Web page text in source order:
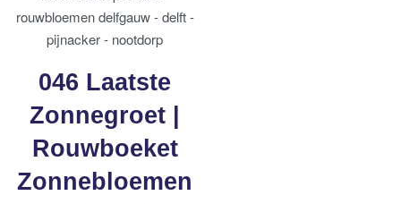
046 Laatste
Zonnegroet |
Rouwboeket
Zonnebloemen